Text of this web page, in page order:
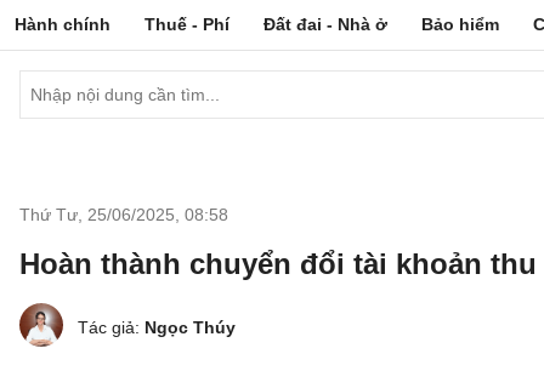
Hành chính Thuế - Phí Đất đai - Nhà ở Bảo hiểm
Thứ Tư, 25/06/2025 08:58
Hoàn thành chuyển đổi tài khoản
Tác giả: Ngọc Thúy